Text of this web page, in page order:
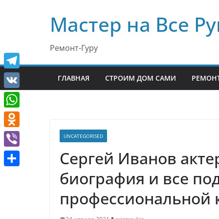
содержимомуМастер на Все
Ремонт-Гуру
ГЛАВНАЯ СТРОИМ ДОМ САМИ
UNCATEGORISED
Сергей Иванов
биография и все
профессиональной
T
e
l
e
g
r
V
K
W
h
a
t
O
d
n
V